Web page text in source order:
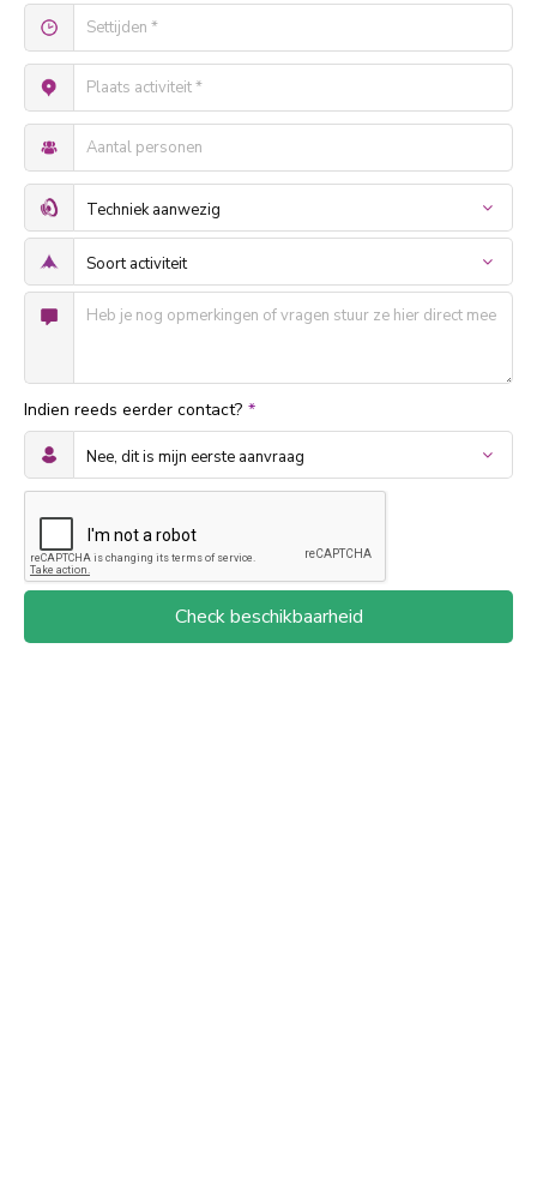
Indien reeds eerder contact? *
Check beschikbaarheid